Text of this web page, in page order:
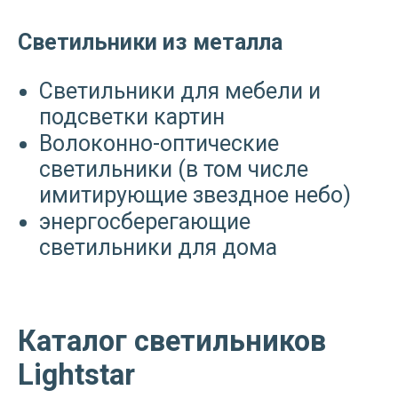
Светильники из металла
Светильники для мебели и
подсветки картин
Волоконно-оптические
светильники (в том числе
имитирующие звездное небо)
энергосберегающие
светильники для дома
Каталог светильников
Lightstar